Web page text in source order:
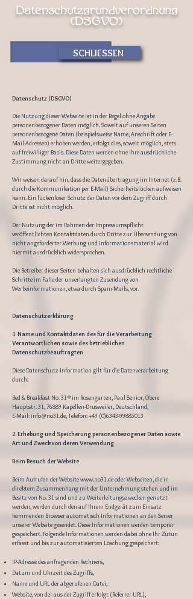
Datenschutzgrundverordnung
(DSGVO)
SCHLIESSEN
Datenschutz (DSGVO)
Die Nutzung dieser Webseite ist in der Regel ohne Angabe
personenbezogener Daten möglich. Soweit auf unseren Seiten
personenbezogene Daten (beispielsweise Name, Anschrift oder E-
Mail-Adressen) erhoben werden, erfolgt dies, soweit möglich, stets
auf freiwilliger Basis. Diese Daten werden ohne Ihre ausdrückliche
Zustimmung nicht an Dritte weitergegeben.
Wir weisen darauf hin, dass die Datenübertragung im Internet (z.B.
durch die Kommunikation per E-Mail) Sicherheitslücken aufweisen
kann. Ein lückenloser Schutz der Daten vor dem Zugriff durch
Dritte ist nicht möglich.
Der Nutzung der im Rahmen der Impressumspflicht
veröffentlichten Kontaktdaten durch Dritte zur Übersendung von
nicht angeforderter Werbung und Informationsmaterial wird
hiermit ausdrücklich widersprochen.
Die Betreiber dieser Seiten behalten sich ausdrücklich rechtliche
Schritte im Falle der unverlangten Zusendung von
Werbeinformationen, etwa durch Spam-Mails, vor.
Datenschutzerklärung
1. Name und Kontaktdaten des für die Verarbeitung
Verantwortlichen sowie des betrieblichen
Datenschutzbeauftragten
Diese Datenschutz-Information gilt für die Datenverarbeitung
durch:
Bed & Breakfast No. 31® im Rosengarten, Paul Senior, Obere
Hauptstr. 31, 76889 Kapellen-Drusweiler, Deutschland,
E-Mail: info@no31.de, Telefon: +49 (0)6343-99885013
2. Erhebung und Speicherung personenbezogener Daten sowie
Art und Zweck von deren Verwendung
Beim Besuch der Website
Beim Aufrufen der Websitewww.no31.deoder Webseiten, die in
direktem Zusammenhang mit der Unternehmung stehen und im
Besitz von No. 31 sind und zu Weiterleitungszwecken genutzt
werden, werden durch den auf Ihrem Endgerät zum Einsatz
kommenden Browser automatisch Informationen an den Server
unserer Website gesendet. Diese Informationen werden temporär
gespeichert. Folgende Informationen werden dabei ohne Ihr Zutun
erfasst und bis zur automatisierten Löschung gespeichert:
IP-Adresse des anfragenden Rechners,
Datum und Uhrzeit des Zugriffs,
Name und URL der abgerufenen Datei,
Website, von der aus der Zugriff erfolgt (Referrer-URL),